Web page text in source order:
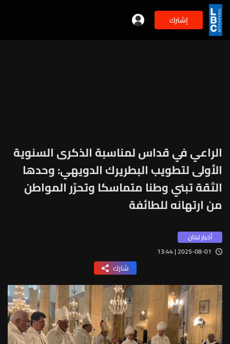
إشترك
الراعي في قداس لمناسبة الذكرى السنوية
الأولى لتطويب البطريرك الدويهي: وحدها
الثقة تبني وطنا متماسكا وتحرّر المواطن
من ارتهانه للطائفة
أخبار لبنان
2025-08-01 | 13:44
شارك